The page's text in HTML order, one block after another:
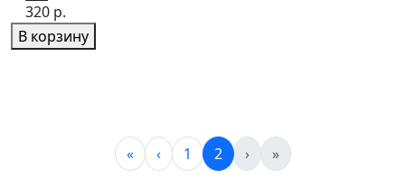
320 р.
В корзину
« ‹ 1 2 › »